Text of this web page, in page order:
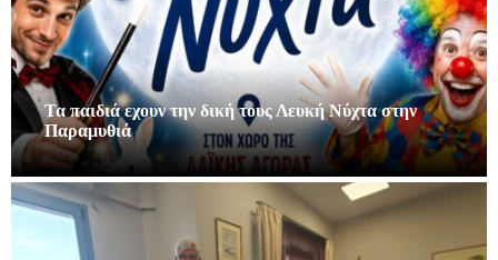
Τα παιδιά εχουν την δική τους Λευκή Νύχτα στην
Παραμυθιά